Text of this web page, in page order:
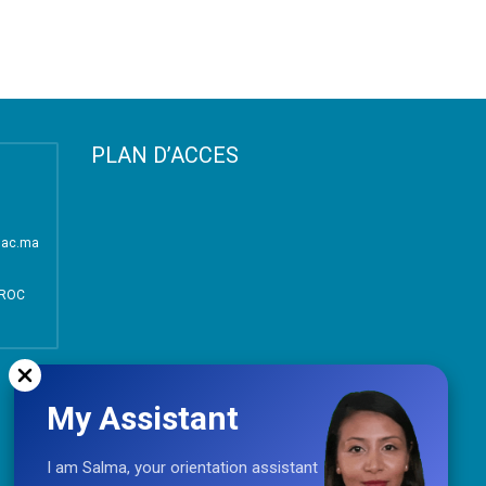
PLAN D’ACCES
My Assistant
I am Salma, your orientation assistant